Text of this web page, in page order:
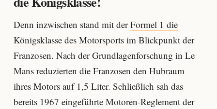
Denn inzwischen stand mit derFormel 1 die
Königsklasse des Motorsports im Blickpunkt der
Franzosen. Nach der Grundlagenforschung in Le
Mans reduzierten die Franzosen den Hubraum
ihres Motors auf 1,5 Liter. Schließlich sah das
bereits 1967 eingeführte Motoren-Reglement der